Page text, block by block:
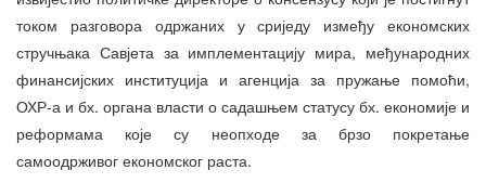
током разговора одржаних у сриједу између економских
стручњака Савјета за имплементацију мира, међународних
финансијских институција и агенција за пружање помоћи,
ОХР-а и бх. органа власти о садашњем статусу бх. економије и
реформама које су неопходе за брзо покретање
самоодрживог економског раста.